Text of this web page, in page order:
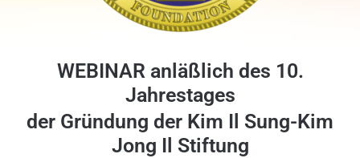
WEBINAR anläßlich des 10.
Jahrestages
der Gründung der Kim Il Sung-Kim
Jong Il Stiftung